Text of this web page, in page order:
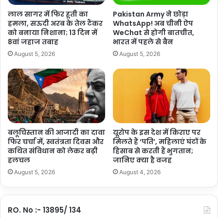
शेयर करें :-
More
ब्लै
क
मै
ने
की
मां
ग
छा
त्रों
की
र
पु
स्ति
का
गा
य
ब
लाल सागर में फिर हूती का
हमला, सऊदी अरब के तेल टैंकर
को बनाया निशाना; 13 दिन में
8वां जहाज तबाह
August 5, 2026
Pakistan Army ने छोड़ा
WhatsApp! अब चीनी ऐप
WeChat से होगी बातचीत,
भारत में पहले से बैन
August 5, 2026
बलूचिस्तान की आजादी का दावा
फिर चर्चा में, स्वतंत्रता दिवस और
कथित संविधान को लेकर बढ़ी
हलचल
August 5, 2026
यूरोप के इस देश में किराए पर
मिलते हैं ‘पति’, महिलाएं घंटों के
हिसाब से करती हैं भुगतान;
जानिए क्या है वजह
August 4, 2026
RO. No :- 13895/ 134